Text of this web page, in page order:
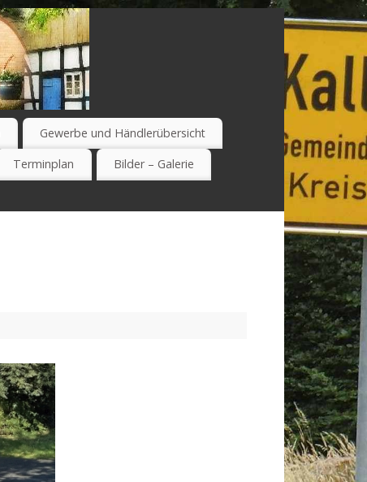
Gewerbe und Händlerübersicht
Terminplan Bilder – Galerie